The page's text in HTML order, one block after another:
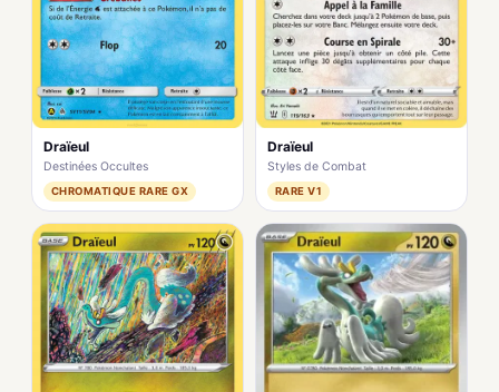
Draïeul
Destinées Occultes
CHROMATIQUE RARE GX
Draïeul
Styles de Combat
RARE V1